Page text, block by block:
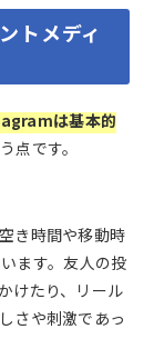
トメディ
は基本的
点です。
き時間や移動時
ます。友人の投
けたり、リール
さや刺激であっ